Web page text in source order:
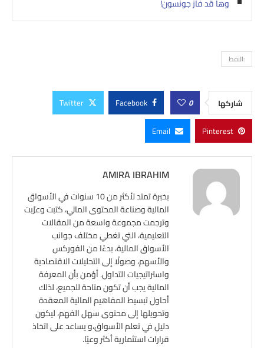
وها قد فاز جونسون!
:النفط
شاركها 0
Facebook
Twitter
Pinterest
Email
AMIRA IBRAHIM
بخبرة تمتد لأكثر من 10 سنوات في الأسواق
المالية وصناعة المحتوى المالي، كتبت وعرّبت
وترجمت مجموعة واسعة من المقالات
التعليمية، التي تغطي مختلف جوانب
الأسواق المالية، بدءًا من الفوركس
والأسهم، وصولًا إلى التحليلات الاقتصادية
واستراتيجيات التداول. أؤمن بأن المعرفة
المالية يجب أن تكون متاحة للجميع، لذلك
أحاول تبسيط المفاهيم المالية المعقدة
وتحويلها إلى محتوى سهل الفهم، ليكون
دليل في تعلم الأسواق،و يساعد على اتخاذ
قرارات استثمارية أكثر وعيًا.